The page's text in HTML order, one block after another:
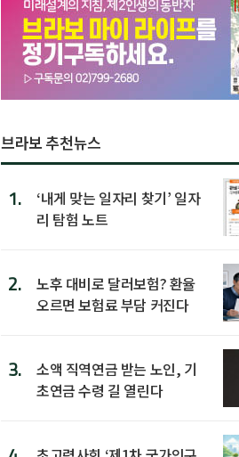
브라보 추천뉴스
1.
‘내게 맞는 일자리 찾기’ 일자
리 탐험 노트
2.
노후 대비로 달러보험? 환율
오르면 보험료 부담 커진다
3.
소액 직역연금 받는 노인, 기
초연금 수령 길 열린다